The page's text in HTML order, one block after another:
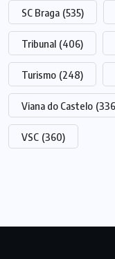
SC Braga (535)
Tribunal (406)
Turismo (248)
Viana do Castelo
VSC (360)